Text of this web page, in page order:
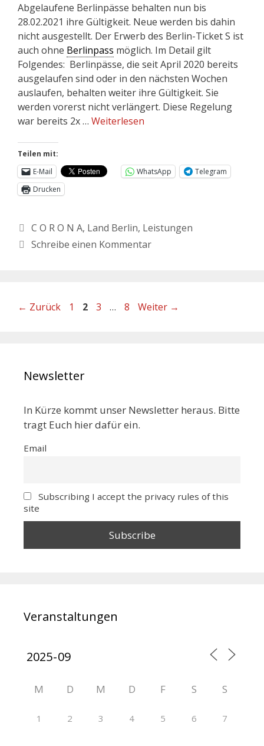
Abgelaufene Berlinpässe behalten nun bis
28.02.2021 ihre Gültigkeit. Neue werden bis dahin
nicht ausgestellt. Der Erwerb des Berlin-Ticket S ist
auch ohne Berlinpass möglich. Im Detail gilt
Folgendes: Berlinpässe, die seit April 2020 bereits
ausgelaufen sind oder in den nächsten Wochen
auslaufen, behalten weiter ihre Gültigkeit. Sie
werden vorerst nicht verlängert. Diese Regelung
war bereits 2x … Weiterlesen
Teilen mit:
E-Mail
WhatsApp
Telegram
Drucken
C O R O N A, Land Berlin, Leistungen
Schreibe einen Kommentar
← Zurück 1 2 3 … 8 Weiter →
Newsletter
In Kürze kommt unser Newsletter heraus. Bitte
tragt Euch hier dafür ein.
Email
Subscribing I accept the privacy rules of this
site
Veranstaltungen
M D M D F S S
1 2 3 4 5 6 7